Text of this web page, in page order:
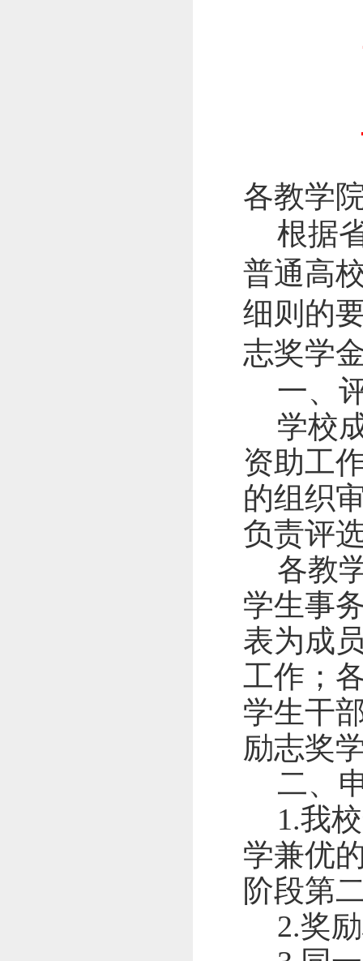
各教学
根据
普通高
细则的
志奖学
一、
学校
资助工
的组织
负责评
各教
学生事
表为成
工作；
学生干
励志奖
二、
1.我
学兼优
阶段第
2.奖